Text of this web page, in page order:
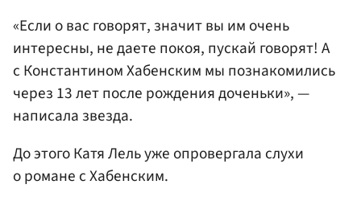
«Если о вас говорят, значит вы им очень
интересны, не даете покоя, пускай говорят! А
с Константином Хабенским мы познакомились
через 13 лет после рождения доченьки», —
написала звезда.
До этого Катя Лель уже опровергала слухи
о романе с Хабенским.